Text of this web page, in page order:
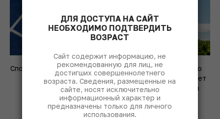
Спорт как новый гедонизм:
лучшие места для
активного отдыха и
аперитива
Как аномальное пекло
2026 года переписывает
правила виноделия в
Бордо
ДЛЯ ДОСТУПА НА САЙТ
НЕОБХОДИМО ПОДТВЕРДИТЬ
ВОЗРАСТ
Сайт содержит информацию, не
рекомендованную для лиц, не
достигших совершеннолетнего
возраста. Сведения, размещенные на
сайте, носят исключительно
информационный характер и
предназначены только для личного
использования.